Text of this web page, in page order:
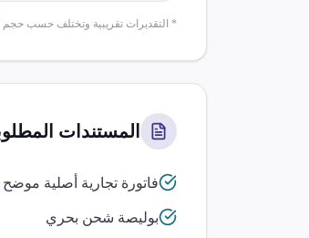
* التقديرات تقريبية وتختلف حسب حجم
المستندات
فاتورة تجارية أصلية
بوليصة شحن بحري